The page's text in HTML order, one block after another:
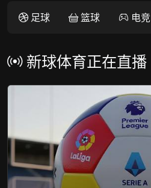
足球 篮球 电竞
新球体育正在直播